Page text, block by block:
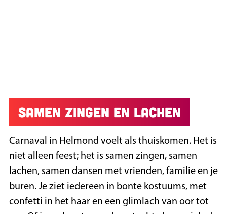
Samen zingen en lachen
Carnaval in Helmond voelt als thuiskomen. Het is
niet alleen feest; het is samen zingen, samen
lachen, samen dansen met vrienden, familie en je
buren. Je ziet iedereen in bonte kostuums, met
confetti in het haar en een glimlach van oor tot